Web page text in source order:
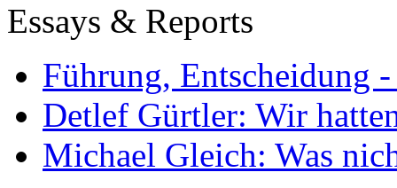
Essays & Reports
Führung, Entscheidung
Detlef Gürtler: Wir
Michael Gleich: Was